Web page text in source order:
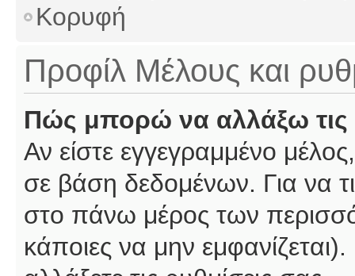
Κορυφή
Προφίλ Μέλους και
Πώς μπορώ να αλλάξω τις
Αν είστε εγγεγραμμένο
σε βάση δεδομένων. Για να
στο πάνω μέρος των
κάποιες να μην